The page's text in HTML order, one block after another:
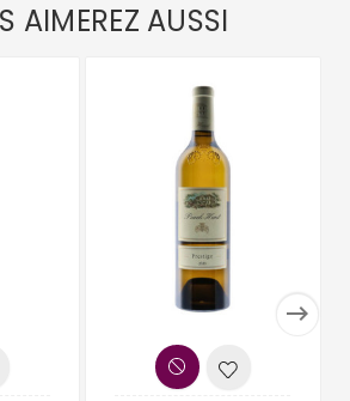
AIMEREZ AUSSI
